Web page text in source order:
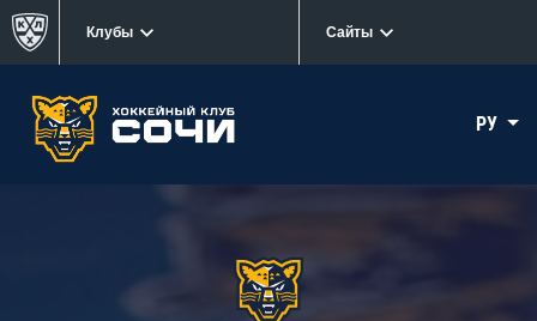
Клубы Сайты
РУ